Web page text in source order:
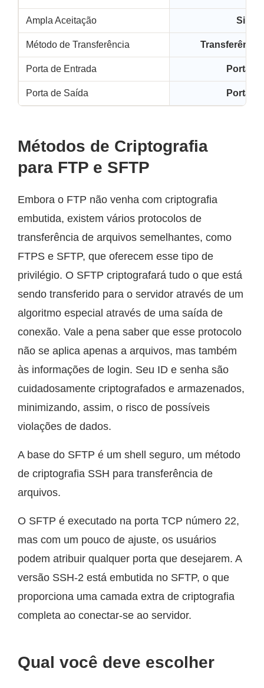
Ampla Aceitação Sim
Método de Transferência Transferência
Porta de Entrada Porta 21
Porta de Saída Porta 21
Métodos de Criptografia
para FTP e SFTP
Embora o FTP não venha com criptografia
embutida, existem vários protocolos de
transferência de arquivos semelhantes, como
FTPS e SFTP, que oferecem esse tipo de
privilégio. O SFTP criptografará tudo o que está
sendo transferido para o servidor através de um
algoritmo especial através de uma saída de
conexão. Vale a pena saber que esse protocolo
não se aplica apenas a arquivos, mas também
às informações de login. Seu ID e senha são
cuidadosamente criptografados e armazenados,
minimizando, assim, o risco de possíveis
violações de dados.
A base do SFTP é um shell seguro, um método
de criptografia SSH para transferência de
arquivos.
O SFTP é executado na porta TCP número 22,
mas com um pouco de ajuste, os usuários
podem atribuir qualquer porta que desejarem. A
versão SSH-2 está embutida no SFTP, o que
proporciona uma camada extra de criptografia
completa ao conectar-se ao servidor.
Qual você deve escolher